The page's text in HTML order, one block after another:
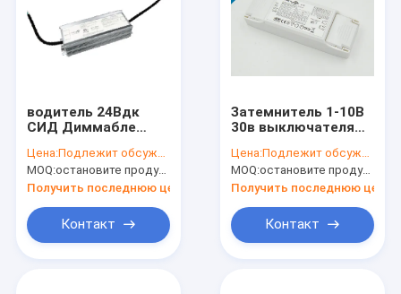
водитель 24Вдк
СИД Диммабле
постоянн края
ТРИАКА & ЭЛВ
напряжения тока
80В, 3.33А
максимальное
МЛУ80В-Т1
Цена:Подлежит обсуждению
MOQ:остановите продукцию, не доступную.
Получить последнюю цену
Контакт
Затемнитель 1-10В
30в выключателя
Цена:Подлежит обсуждению
MOQ:остановите продукцию, не доступную.
Получить последнюю цену
Контакт